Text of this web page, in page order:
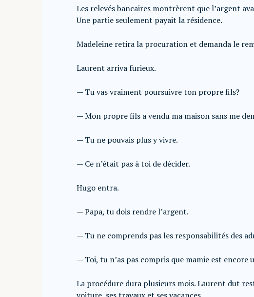
Les relevés bancaires montrèrent que l’argent
Une partie seulement payait la résidence.
Madeleine retira la procuration et demanda le
Laurent arriva furieux.
— Tu vas vraiment poursuivre ton propre fils?
— Mon propre fils a vendu ma maison sans me
— Tu ne pouvais plus y vivre.
— Ce n’était pas à toi de décider.
Hugo entra.
— Papa, tu dois rendre l’argent.
— Tu ne comprends pas les responsabilités des
— Toi, tu n’as pas compris que mamie est encore
La procédure dura plusieurs mois. Laurent dut